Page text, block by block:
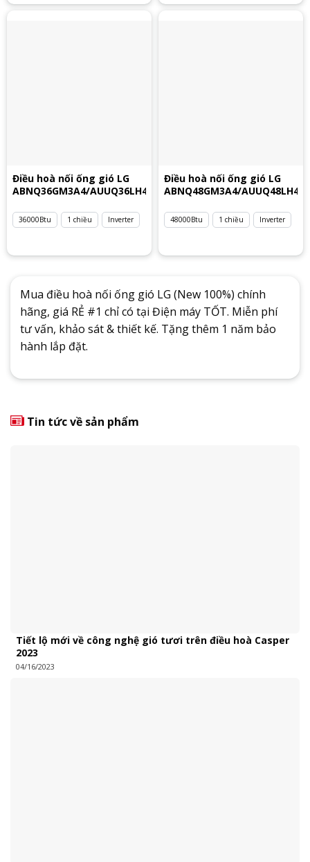
Điều hoà nối ống gió LG
ABNQ36GM3A4/AUUQ36LH4
36000Btu 1 chiều Inverter
Điều hoà nối ống gió LG
ABNQ48GM3A4/AUUQ48LH4
48000Btu 1 chiều Inverter
Mua điều hoà nối ống gió LG (New 100%) chính
hãng, giá RẺ #1 chỉ có tại Điện máy TỐT. Miễn phí
tư vấn, khảo sát & thiết kế. Tặng thêm 1 năm bảo
hành lắp đặt.
Tin tức về sản phẩm
Tiết lộ mới về công nghệ gió tươi trên điều hoà Casper
2023
04/16/2023